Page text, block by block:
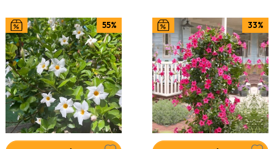
ta, sunt deja viguroase și pregătite pentru o adaptare rapidă.
🌿De ce să alegi plantele noastre de grădină?
Calitate de pepinieră– plante crescute în condiții optime,
cu rădăcini sănătoase
Diversitate coloristică
– nuanțe intense și rare de
hortensii, camelii și magnolii
55% 33%